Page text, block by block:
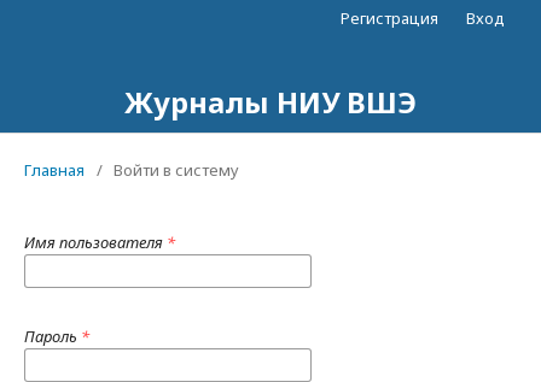
Журналы НИУ ВШЭ
Регистрация Вход
Главная / Войти в систему
Имя пользователя *
Пароль *